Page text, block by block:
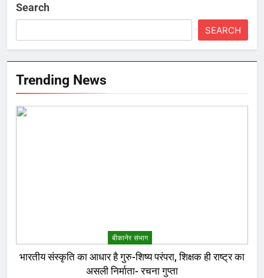
Search
SEARCH
Trending News
बीकानेर संभाग
भारतीय संस्कृति का आधार है गुरु-शिष्य परंपरा, शिक्षक ही राष्ट्र का
असली निर्माता- रचना गुप्ता